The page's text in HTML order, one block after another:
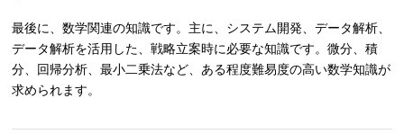
最後に、数学関連の知識です。主に、システム開発、データ解析、
データ解析を活用した、戦略立案時に必要な知識です。微分、積
分、回帰分析、最小二乗法など、ある程度難易度の高い数学知識が
求められます。